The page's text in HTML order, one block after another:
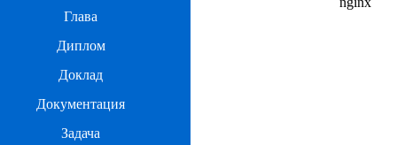
Глава
Диплом
Доклад
Документация
Задача